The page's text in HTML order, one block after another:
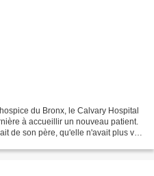
du Bronx, le Calvary Hospital
à accueillir un nouveau patient.
de son père, qu'elle n'avait plus vu